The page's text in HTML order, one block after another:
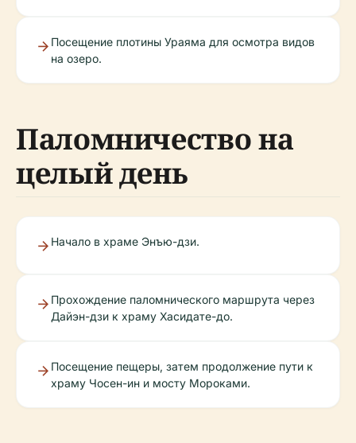
Посещение плотины Ураяма для осмотра видов
на озеро.
Паломничество на
целый день
Начало в храме Энъю-дзи.
Прохождение паломнического маршрута через
Дайэн-дзи к храму Хасидате-до.
Посещение пещеры, затем продолжение пути к
храму Чосен-ин и мосту Мороками.